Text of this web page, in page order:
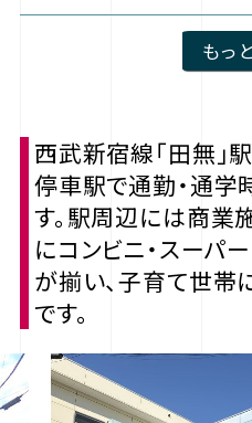
もっ
西武新宿線「田無」
停車駅で通勤・通学
す。駅周辺には商業
にコンビニ・スーパ
が揃い、子育て世帯
です。